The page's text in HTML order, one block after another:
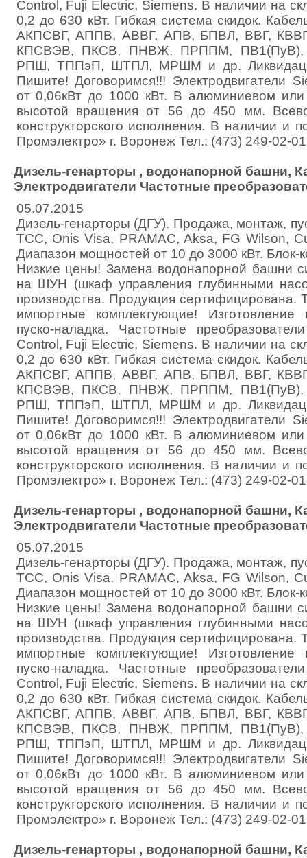
Control, Fuji Electric, Siemens. В наличии на
0,2 до 630 кВт. Гибкая система скидок.
АКПСВГ, АППВ, АВВГ, АПВ, БПВЛ, ВВГ,
КПСВЭВ, ПКСВ, ПНВЖ, ПРППМ, ПВ1(ПуВ),
РПШ, ТППэП, ШТПЛ, МРШМ и др.
Пишите! Договоримся!!! Электродвигатели
от 0,06кВт до 1000 кВт. В алюминиевом или
высотой вращения от 56 до 450 мм.
конструкторского исполнения. В наличии
Промэлектро» г. Воронеж Тел.: (473) 249-02-
Дизель-генарторы , водонапорной башни,
Электродвигатели Частотные
05.07.2015
Дизель-генарторы (ДГУ). Продажа, монтаж,
ТСС, Onis Visa, PRAMAC, Aksa, FG Wilson,
Диапазон мощностей от 10 до 3000 кВт.
Низкие цены! Замена водонапорной башни
на ШУН (шкаф управления глубинными
производства. Продукция сертифицирована.
импортные комплектующие!
пуско-наладка. Частотные
Control, Fuji Electric, Siemens. В наличии на
0,2 до 630 кВт. Гибкая система скидок.
АКПСВГ, АППВ, АВВГ, АПВ, БПВЛ, ВВГ,
КПСВЭВ, ПКСВ, ПНВЖ, ПРППМ, ПВ1(ПуВ),
РПШ, ТППэП, ШТПЛ, МРШМ и др.
Пишите! Договоримся!!! Электродвигатели
от 0,06кВт до 1000 кВт. В алюминиевом или
высотой вращения от 56 до 450 мм.
конструкторского исполнения. В наличии
Промэлектро» г. Воронеж Тел.: (473) 249-02-
Дизель-генарторы , водонапорной башни,
Электродвигатели Частотные
05.07.2015
Дизель-генарторы (ДГУ). Продажа, монтаж,
ТСС, Onis Visa, PRAMAC, Aksa, FG Wilson,
Диапазон мощностей от 10 до 3000 кВт.
Низкие цены! Замена водонапорной башни
на ШУН (шкаф управления глубинными
производства. Продукция сертифицирована.
импортные комплектующие!
пуско-наладка. Частотные
Control, Fuji Electric, Siemens. В наличии на
0,2 до 630 кВт. Гибкая система скидок.
АКПСВГ, АППВ, АВВГ, АПВ, БПВЛ, ВВГ,
КПСВЭВ, ПКСВ, ПНВЖ, ПРППМ, ПВ1(ПуВ),
РПШ, ТППэП, ШТПЛ, МРШМ и др.
Пишите! Договоримся!!! Электродвигатели
от 0,06кВт до 1000 кВт. В алюминиевом или
высотой вращения от 56 до 450 мм.
конструкторского исполнения. В наличии
Промэлектро» г. Воронеж Тел.: (473) 249-02-
Дизель-генарторы , водонапорной башни,